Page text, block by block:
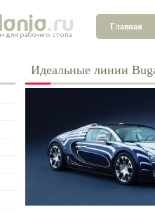
Главная
Идеальные линии